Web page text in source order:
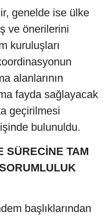
genelde ise ülke
ve önerilerini
kuruluşları
alanlarının
fayda sağlayacak
geçirilmesi
bulunuldu.
SÜRECİNE TAM
başlıklarından